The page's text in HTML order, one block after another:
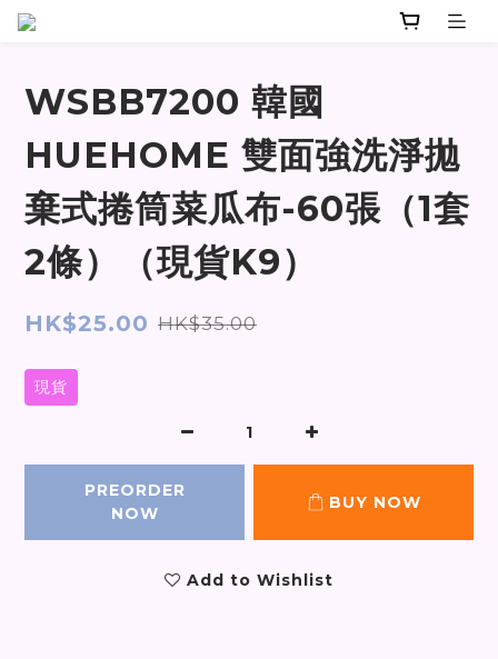
WSBB7200 韓國
HUEHOME 雙面強洗淨拋
棄式捲筒菜瓜布-60張（1套
2條）（現貨K9）
HK$25.00 HK$35.00
現貨
PREORDER
NOW
BUY NOW
Add to Wishlist